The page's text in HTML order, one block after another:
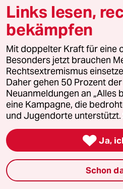
ist da - wenn
richtigen Ort! In
hat er‘s wieder
Indeed &
So kam es auch“
R Ringelnatz1
22.04.2021,19:25
@Lowandorder:
.... Aber alles ist
immer am
Eigentlich wollte
schreiben.
Links lesen,
bekämpfen
Mit doppelter Kraft für eine
Besonders jetzt brauchen
Rechtsextremismus
Daher gehen 50 Prozent
Neuanmeldungen an „Alles
eine Kampagne, die
und Jugendorte unterstützt.
 Ja,
Schon